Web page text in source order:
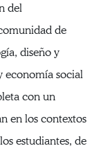
del
de
diseño y
economía social
con un
en los contextos
estudiantes, de